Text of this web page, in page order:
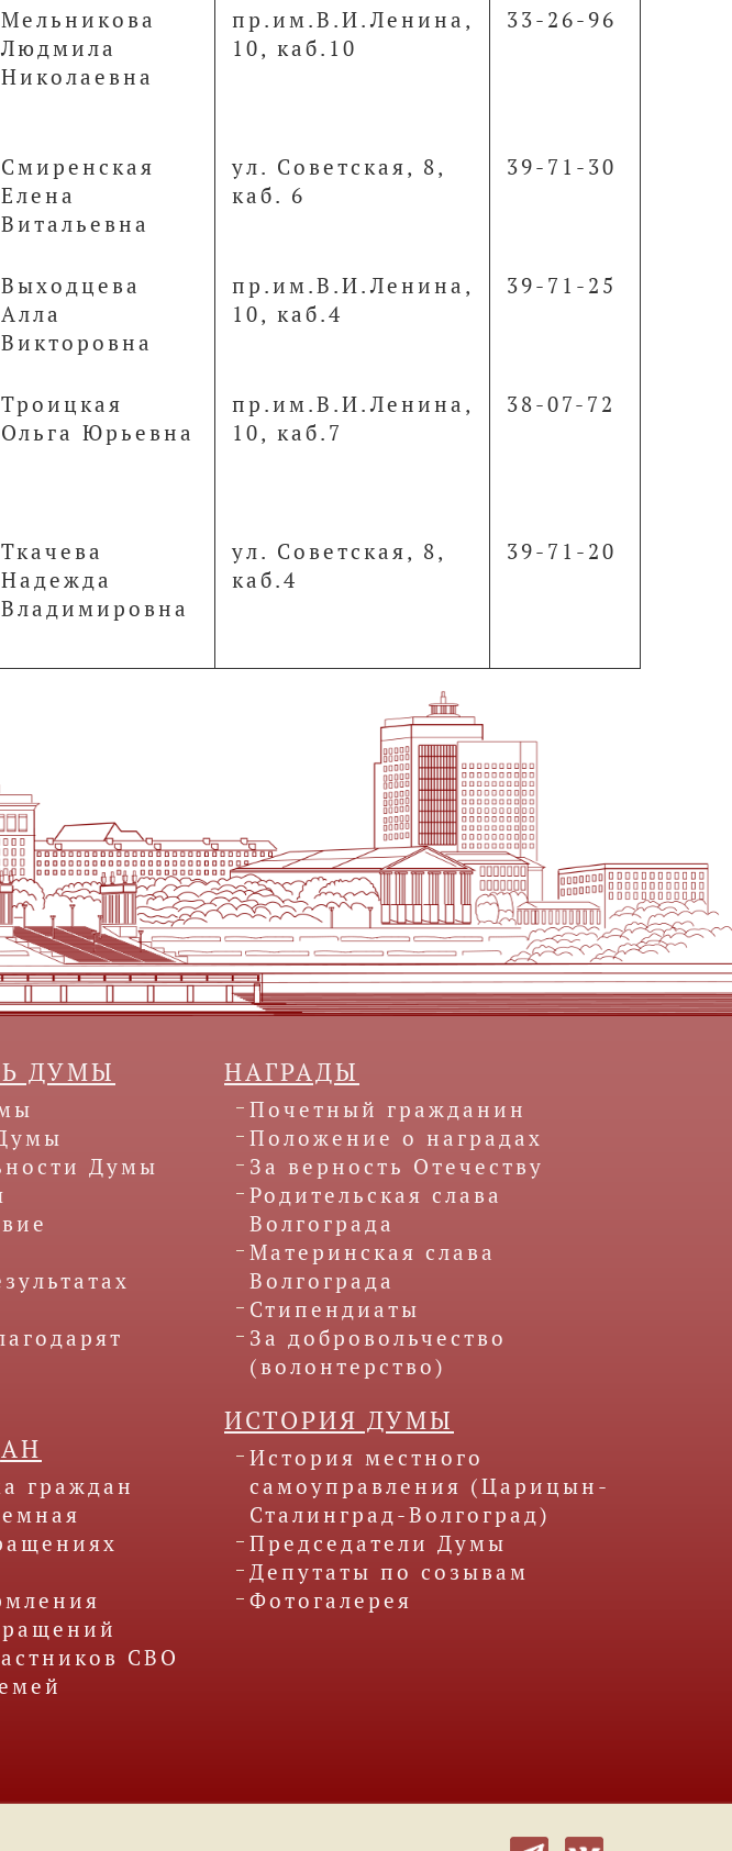
Мельникова
Людмила
Николаевна
пр.им.В.И.Ленина,
10, каб.10
33-26-96
Смиренская
Елена
Витальевна
ул. Советская, 8,
каб. 6
39-71-30
Выходцева
Алла
Викторовна
пр.им.В.И.Ленина,
10, каб.4
39-71-25
Троицкая
Ольга Юрьевна
пр.им.В.И.Ленина,
10, каб.7
38-07-72
Ткачева
Надежда
Владимировна
ул. Советская, 8,
каб.4
39-71-20
ДУМЫ
Думы
граждан
СВО
НАГРАДЫ
Почетный гражданин
Положение о наградах
За верность Отечеству
Родительская слава
Волгограда
Материнская слава
Волгограда
Стипендиаты
За добровольчество
(волонтерство)
ИСТОРИЯ ДУМЫ
История местного
самоуправления (Царицын-
Сталинград-Волгоград)
Председатели Думы
Депутаты по созывам
Фотогалерея